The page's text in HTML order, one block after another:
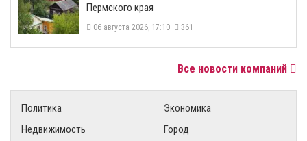
Пермского края
06 августа 2026, 17:10 361
Все новости компаний
Политика
Экономика
Недвижимость
Город